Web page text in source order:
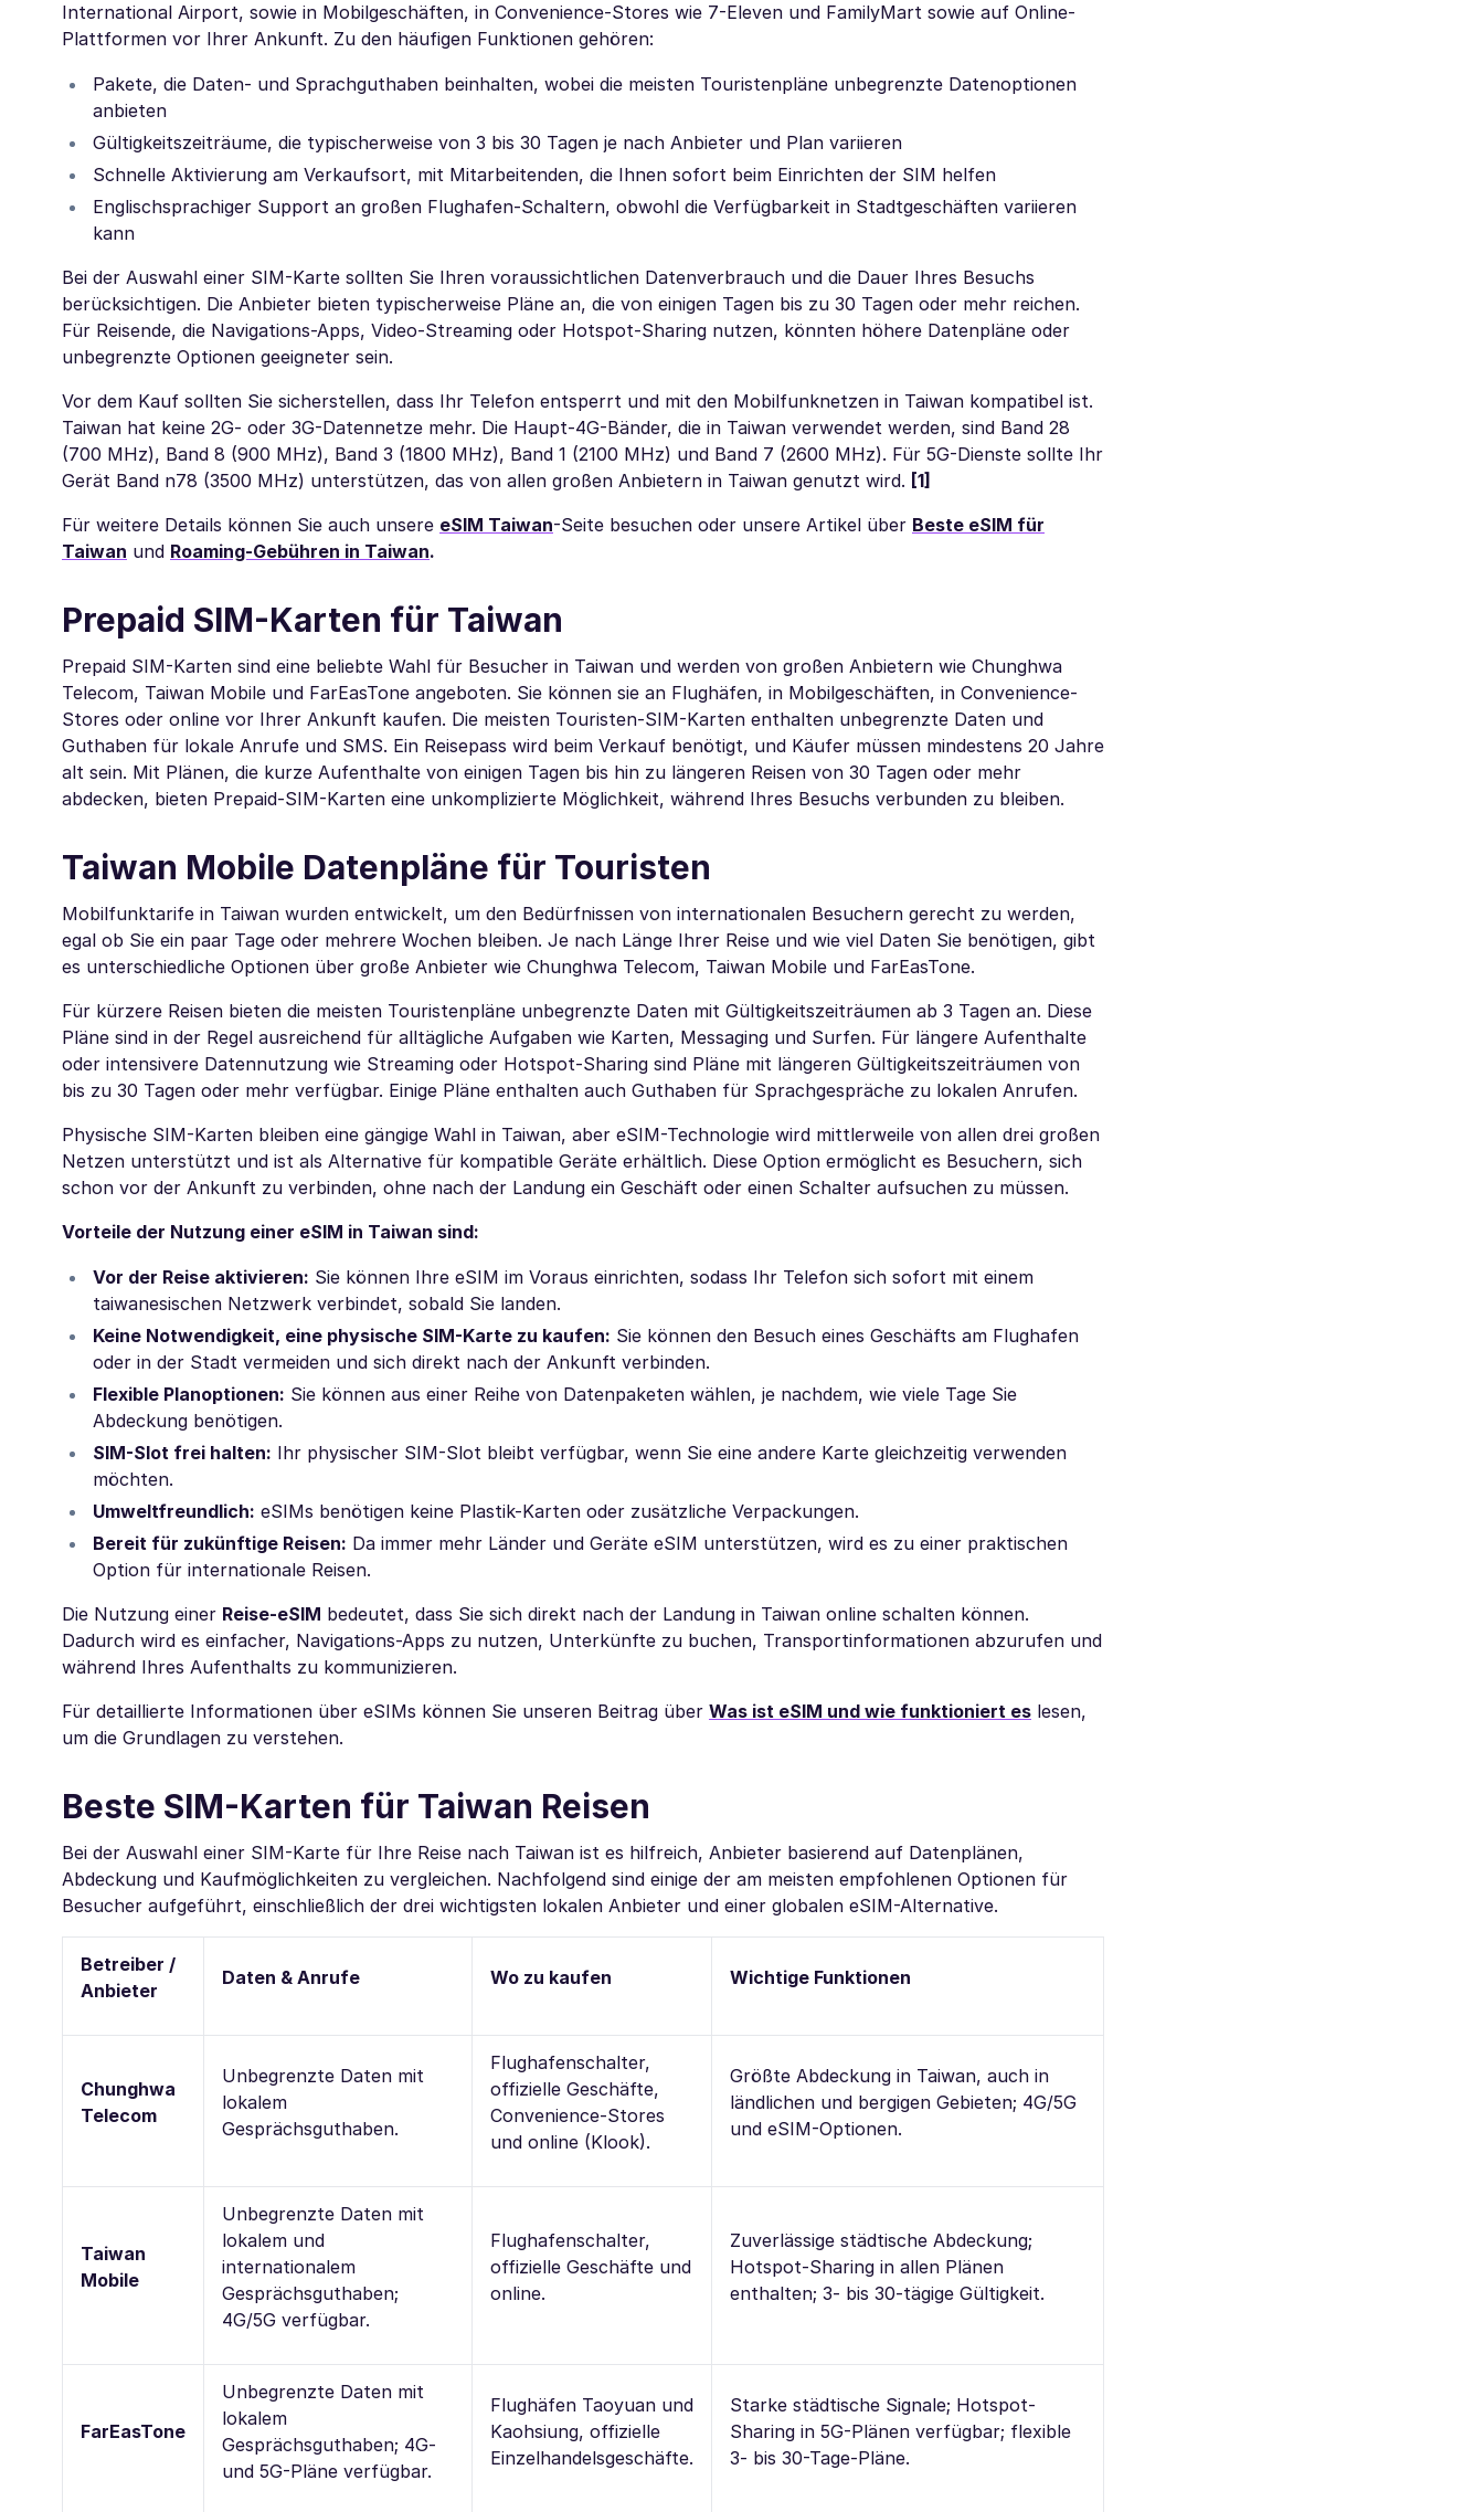
International Airport, sowie in Mobilgeschäften, in Convenience-Stores wie 7-Eleven und FamilyMart sowie auf Online-
Plattformen vor Ihrer Ankunft. Zu den häufigen Funktionen gehören:
Pakete, die Daten- und Sprachguthaben beinhalten, wobei die meisten Touristenpläne unbegrenzte Datenoptionen
anbieten
Gültigkeitszeiträume, die typischerweise von 3 bis 30 Tagen je nach Anbieter und Plan variieren
Schnelle Aktivierung am Verkaufsort, mit Mitarbeitenden, die Ihnen sofort beim Einrichten der SIM helfen
Englischsprachiger Support an großen Flughafen-Schaltern, obwohl die Verfügbarkeit in Stadtgeschäften variieren
kann
Bei der Auswahl einer SIM-Karte sollten Sie Ihren voraussichtlichen Datenverbrauch und die Dauer Ihres Besuchs
berücksichtigen. Die Anbieter bieten typischerweise Pläne an, die von einigen Tagen bis zu 30 Tagen oder mehr reichen.
Für Reisende, die Navigations-Apps, Video-Streaming oder Hotspot-Sharing nutzen, könnten höhere Datenpläne oder
unbegrenzte Optionen geeigneter sein.
Vor dem Kauf sollten Sie sicherstellen, dass Ihr Telefon entsperrt und mit den Mobilfunknetzen in Taiwan kompatibel ist.
Taiwan hat keine 2G- oder 3G-Datennetze mehr. Die Haupt-4G-Bänder, die in Taiwan verwendet werden, sind Band 28
(700 MHz), Band 8 (900 MHz), Band 3 (1800 MHz), Band 1 (2100 MHz) und Band 7 (2600 MHz). Für 5G-Dienste sollte Ihr
Gerät Band n78 (3500 MHz) unterstützen, das von allen großen Anbietern in Taiwan genutzt wird. [1]
Für weitere Details können Sie auch unsere eSIM Taiwan-Seite besuchen oder unsere Artikel über Beste eSIM für
Taiwan und Roaming-Gebühren in Taiwan.
Prepaid SIM-Karten für Taiwan
Prepaid SIM-Karten sind eine beliebte Wahl für Besucher in Taiwan und werden von großen Anbietern wie Chunghwa
Telecom, Taiwan Mobile und FarEasTone angeboten. Sie können sie an Flughäfen, in Mobilgeschäften, in Convenience-
Stores oder online vor Ihrer Ankunft kaufen. Die meisten Touristen-SIM-Karten enthalten unbegrenzte Daten und
Guthaben für lokale Anrufe und SMS. Ein Reisepass wird beim Verkauf benötigt, und Käufer müssen mindestens 20 Jahre
alt sein. Mit Plänen, die kurze Aufenthalte von einigen Tagen bis hin zu längeren Reisen von 30 Tagen oder mehr
abdecken, bieten Prepaid-SIM-Karten eine unkomplizierte Möglichkeit, während Ihres Besuchs verbunden zu bleiben.
Taiwan Mobile Datenpläne für Touristen
Mobilfunktarife in Taiwan wurden entwickelt, um den Bedürfnissen von internationalen Besuchern gerecht zu werden,
egal ob Sie ein paar Tage oder mehrere Wochen bleiben. Je nach Länge Ihrer Reise und wie viel Daten Sie benötigen, gibt
es unterschiedliche Optionen über große Anbieter wie Chunghwa Telecom, Taiwan Mobile und FarEasTone.
Für kürzere Reisen bieten die meisten Touristenpläne unbegrenzte Daten mit Gültigkeitszeiträumen ab 3 Tagen an. Diese
Pläne sind in der Regel ausreichend für alltägliche Aufgaben wie Karten, Messaging und Surfen. Für längere Aufenthalte
oder intensivere Datennutzung wie Streaming oder Hotspot-Sharing sind Pläne mit längeren Gültigkeitszeiträumen von
bis zu 30 Tagen oder mehr verfügbar. Einige Pläne enthalten auch Guthaben für Sprachgespräche zu lokalen Anrufen.
Physische SIM-Karten bleiben eine gängige Wahl in Taiwan, aber eSIM-Technologie wird mittlerweile von allen drei großen
Netzen unterstützt und ist als Alternative für kompatible Geräte erhältlich. Diese Option ermöglicht es Besuchern, sich
schon vor der Ankunft zu verbinden, ohne nach der Landung ein Geschäft oder einen Schalter aufsuchen zu müssen.
Vorteile der Nutzung einer eSIM in Taiwan sind:
Vor der Reise aktivieren: Sie können Ihre eSIM im Voraus einrichten, sodass Ihr Telefon sich sofort mit einem
taiwanesischen Netzwerk verbindet, sobald Sie landen.
Keine Notwendigkeit, eine physische SIM-Karte zu kaufen: Sie können den Besuch eines Geschäfts am Flughafen
oder in der Stadt vermeiden und sich direkt nach der Ankunft verbinden.
Flexible Planoptionen: Sie können aus einer Reihe von Datenpaketen wählen, je nachdem, wie viele Tage Sie
Abdeckung benötigen.
SIM-Slot frei halten: Ihr physischer SIM-Slot bleibt verfügbar, wenn Sie eine andere Karte gleichzeitig verwenden
möchten.
Umweltfreundlich: eSIMs benötigen keine Plastik-Karten oder zusätzliche Verpackungen.
Bereit für zukünftige Reisen: Da immer mehr Länder und Geräte eSIM unterstützen, wird es zu einer praktischen
Option für internationale Reisen.
Die Nutzung einer Reise-eSIM bedeutet, dass Sie sich direkt nach der Landung in Taiwan online schalten können.
Dadurch wird es einfacher, Navigations-Apps zu nutzen, Unterkünfte zu buchen, Transportinformationen abzurufen und
während Ihres Aufenthalts zu kommunizieren.
Für detaillierte Informationen über eSIMs können Sie unseren Beitrag über Was ist eSIM und wie funktioniert es lesen,
um die Grundlagen zu verstehen.
Beste SIM-Karten für Taiwan Reisen
Bei der Auswahl einer SIM-Karte für Ihre Reise nach Taiwan ist es hilfreich, Anbieter basierend auf Datenplänen,
Abdeckung und Kaufmöglichkeiten zu vergleichen. Nachfolgend sind einige der am meisten empfohlenen Optionen für
Besucher aufgeführt, einschließlich der drei wichtigsten lokalen Anbieter und einer globalen eSIM-Alternative.
Betreiber /
Anbieter
Daten & Anrufe Wo zu kaufen Wichtige Funktionen
Chunghwa
Telecom
Unbegrenzte Daten mit
lokalem
Gesprächsguthaben.
Flughafenschalter,
offizielle Geschäfte,
Convenience-Stores
und online (Klook).
Größte Abdeckung in Taiwan, auch in
ländlichen und bergigen Gebieten; 4G/5G
und eSIM-Optionen.
Taiwan
Mobile
Unbegrenzte Daten mit
lokalem und
internationalem
Gesprächsguthaben;
4G/5G verfügbar.
Flughafenschalter,
offizielle Geschäfte und
online.
Zuverlässige städtische Abdeckung;
Hotspot-Sharing in allen Plänen
enthalten; 3- bis 30-tägige Gültigkeit.
FarEasTone
Unbegrenzte Daten mit
lokalem
Gesprächsguthaben; 4G-
und 5G-Pläne verfügbar.
Flughäfen Taoyuan und
Kaohsiung, offizielle
Einzelhandelsgeschäfte.
Starke städtische Signale; Hotspot-
Sharing in 5G-Plänen verfügbar; flexible
3- bis 30-Tage-Pläne.